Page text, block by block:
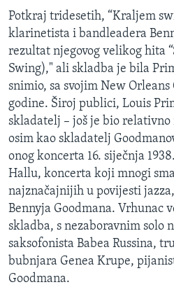
Potkraj tridesetih, “Kraljem
klarinetista i bandleadera
rezultat njegovog velikog hita
Swing)," ali skladba je bila
snimio, sa svojim New Orleans
godine. Široj publici, Louis
skladatelj – još je bio
osim kao skladatelj
onog koncerta 16. siječnja
Hallu, koncerta koji mnogi
najznačajnijih u povijesti
Bennyja Goodmana. Vrhunac
skladba, s nezaboravnim solo
saksofonista Babea Russina,
bubnjara Genea Krupe,
Goodmana.